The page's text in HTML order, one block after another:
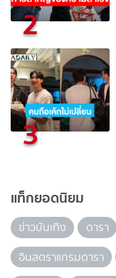
2
3
แท็กยอดนิยม
ข่าวบันเทิง ดารา
อินสตราแกรมดารา